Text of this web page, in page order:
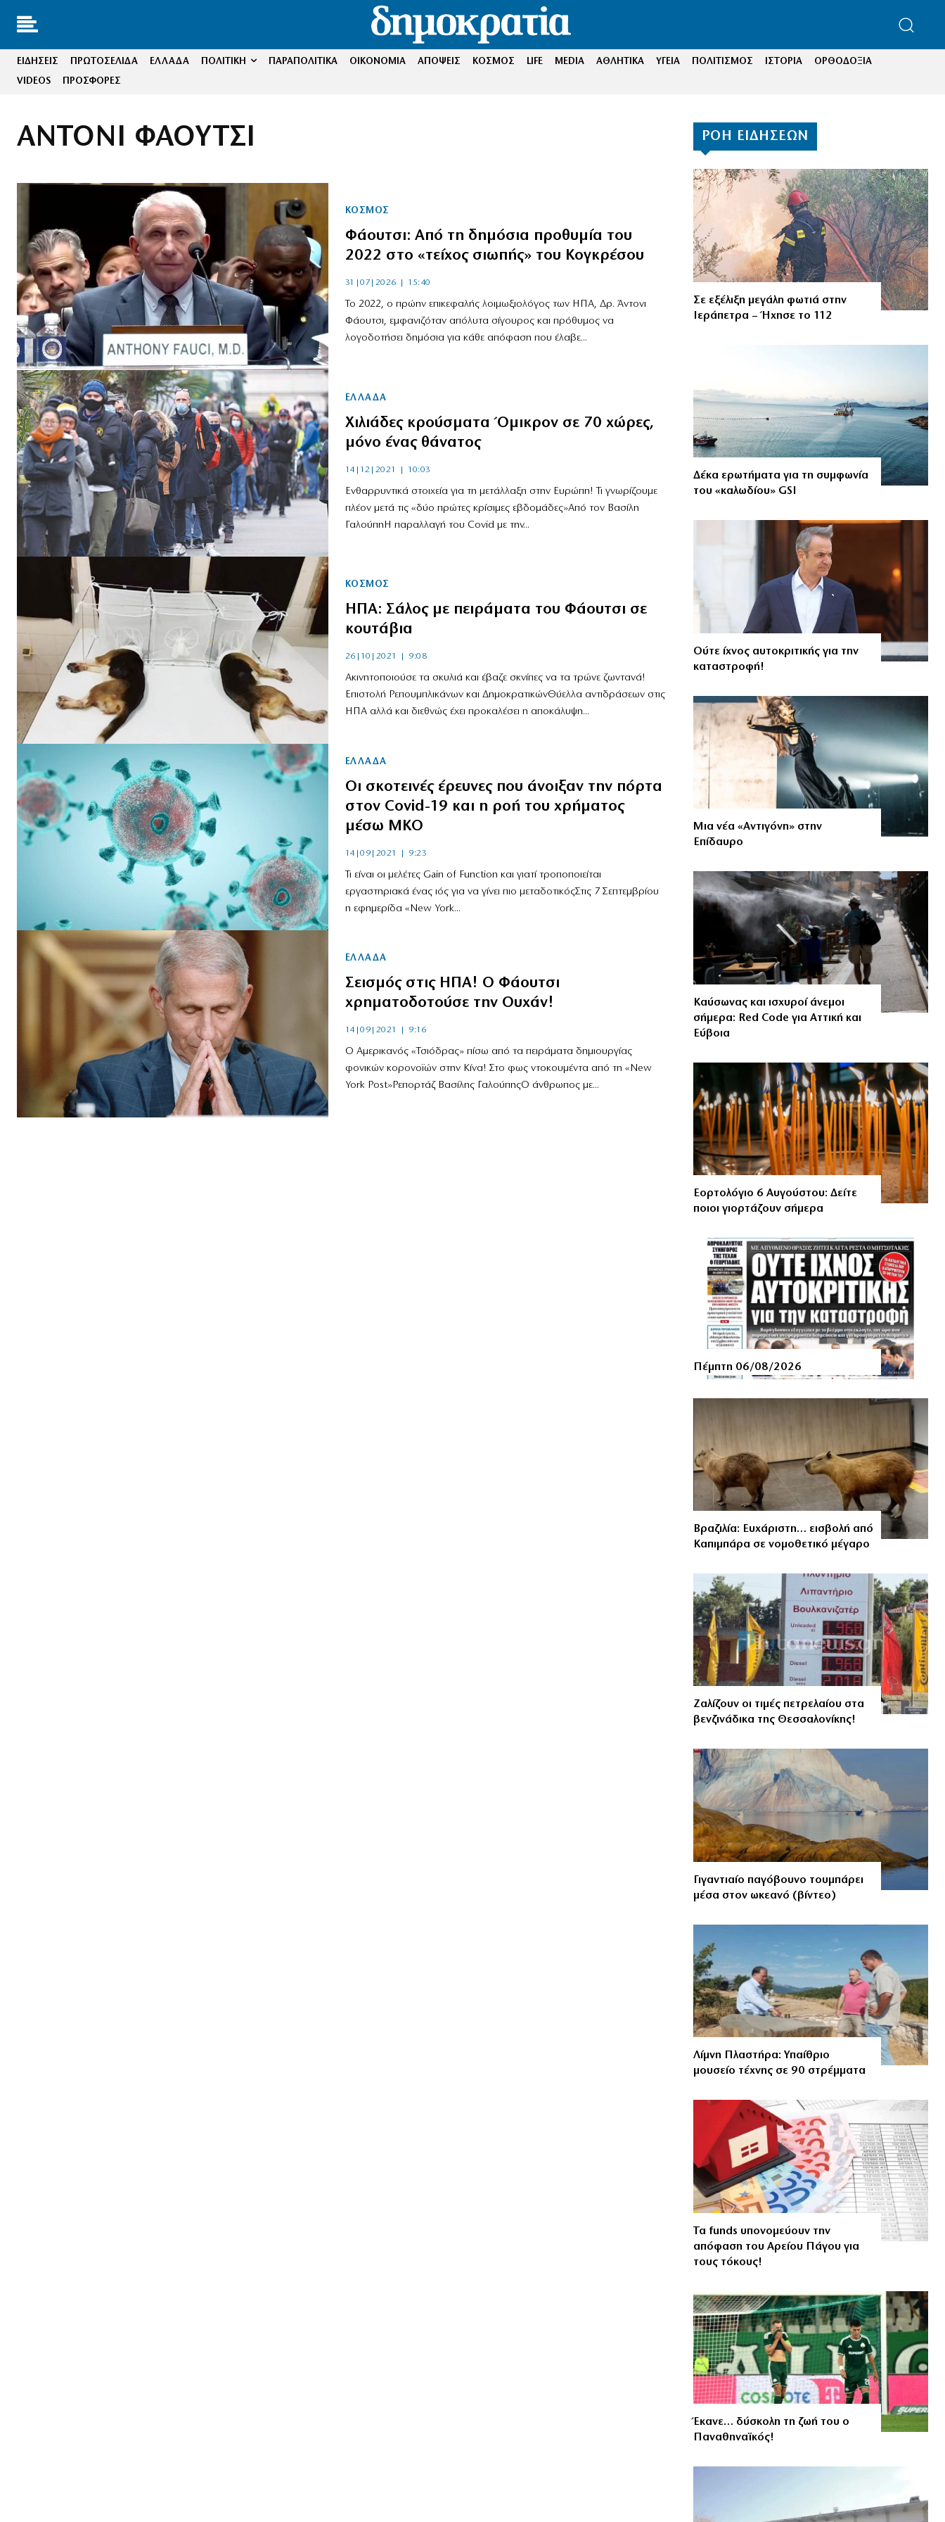
ΕΙΔΗΣΕΙΣ ΠΡΩΤΟΣΕΛΙΔΑ ΕΛΛΑΔΑ ΠΟΛΙΤΙΚΗ ΠΑΡΑΠΟΛΙΤΙΚΑ ΟΙΚΟΝΟΜΙΑ ΑΠΟΨΕΙΣ ΚΟΣΜΟΣ LIFE MEDIA ΑΘΛΗΤΙΚΑ ΥΓΕΙΑ ΠΟΛΙΤΙΣΜΟΣ ΙΣΤΟΡΙΑ
ΟΡΘΟΔΟΞΙΑ
VIDEOS
ΠΡΟΣΦΟΡΕΣ
ΑΝΤΟΝΙ ΦΑΟΥΤΣΙ
ΚΟΣΜΟΣ
Φάουτσι: Από τη δημόσια προθυμία του
2022 στο «τείχος σιωπής» του Κογκρέσου
31|07|2026 | 15:40
Το 2022, ο πρώην επικεφαλής λοιμωξιολόγος των ΗΠΑ, Δρ. Άντονι
Φάουτσι, εμφανιζόταν απόλυτα σίγουρος και πρόθυμος να
λογοδοτήσει δημόσια για κάθε απόφαση που έλαβε...
ΕΛΛΑΔΑ
Χιλιάδες κρούσματα Όμικρον σε 70 χώρες,
μόνο ένας θάνατος
14|12|2021 | 10:03
Ενθαρρυντικά στοιχεία για τη μετάλλαξη στην Ευρώπη! Τι γνωρίζουμε
πλέον μετά τις «δύο πρώτες κρίσιμες εβδομάδες»Από τον Βασίλη
ΓαλούπηΗ παραλλαγή του Covid με την...
ΚΟΣΜΟΣ
ΗΠΑ: Σάλος με πειράματα του Φάουτσι σε
κουτάβια
26|10|2021 | 9:08
Ακινητοποιούσε τα σκυλιά και έβαζε σκνίπες να τα τρώνε ζωντανά!
Επιστολή Ρεπουμπλικάνων και ΔημοκρατικώνΘύελλα αντιδράσεων στις
ΗΠΑ αλλά και διεθνώς έχει προκαλέσει η αποκάλυψη...
ΕΛΛΑΔΑ
Οι σκοτεινές έρευνες που άνοιξαν την πόρτα
στον Covid-19 και η ροή του χρήματος
μέσω ΜΚΟ
14|09|2021 | 9:23
Τι είναι οι μελέτες Gain of Function και γιατί τροποποιείται
εργαστηριακά ένας ιός για να γίνει πιο μεταδοτικόςΣτις 7 Σεπτεμβρίου
η εφημερίδα «New York...
ΕΛΛΑΔΑ
Σεισμός στις ΗΠΑ! Ο Φάουτσι
χρηματοδοτούσε την Ουχάν!
14|09|2021 | 9:16
Ο Αμερικανός «Τσιόδρας» πίσω από τα πειράματα δημιουργίας
φονικών κορονοϊών στην Κίνα! Στο φως ντοκουμέντα από τη «New
York Post»Ρεπορτάζ Βασίλης ΓαλούπηςΟ άνθρωπος με...
ΡΟΗ ΕΙΔΗΣΕΩΝ
Σε εξέλιξη μεγάλη φωτιά στην
Ιεράπετρα – Ήχησε το 112
Δέκα ερωτήματα για τη συμφωνία
του «καλωδίου» GSI
Ούτε ίχνος αυτοκριτικής για την
καταστροφή!
Μια νέα «Αντιγόνη» στην
Επίδαυρο
Καύσωνας και ισχυροί άνεμοι
σήμερα: Red Code για Αττική και
Εύβοια
Εορτολόγιο 6 Αυγούστου: Δείτε
ποιοι γιορτάζουν σήμερα
Πέμπτη 06/08/2026
Βραζιλία: Ευχάριστη… εισβολή από
Καπιμπάρα σε νομοθετικό μέγαρο
Ζαλίζουν οι τιμές πετρελαίου στα
βενζινάδικα της Θεσσαλονίκης!
Γιγαντιαίο παγόβουνο τουμπάρει
μέσα στον ωκεανό (βίντεο)
Λίμνη Πλαστήρα: Υπαίθριο
μουσείο τέχνης σε 90 στρέμματα
Τα funds υπονομεύουν την
απόφαση του Αρείου Πάγου για
τους τόκους!
Έκανε… δύσκολη τη ζωή του ο
Παναθηναϊκός!